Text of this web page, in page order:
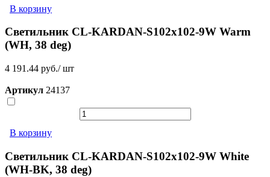
В корзину
Светильник CL-KARDAN-S102x102-9W Warm
(WH, 38 deg)
4 191.44 руб./ шт
Артикул 24137
В корзину
Светильник CL-KARDAN-S102x102-9W White
(WH-BK, 38 deg)